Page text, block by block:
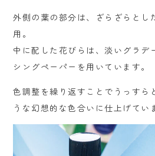
外側の葉の部分は、ざらざらとし
用。
中に配した花びらは、淡いグラデ
シングペーパーを用いています。
色調整を繰り返すことでうっすら
うな幻想的な色合いに仕上げてい